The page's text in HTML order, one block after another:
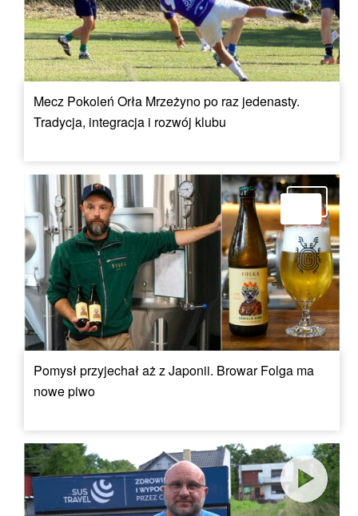
Mecz Pokoleń Orła Mrzeżyno po raz jedenasty.
Tradycja, integracja i rozwój klubu
Pomysł przyjechał aż z Japonii. Browar Folga ma
nowe piwo